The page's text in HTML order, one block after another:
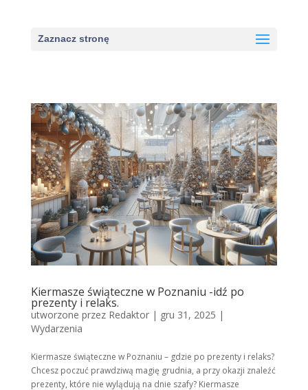
Zaznacz stronę
Kiermasze świąteczne w Poznaniu -idź po
prezenty i relaks.
utworzone przez Redaktor| gru 31, 2025 |
Wydarzenia
Kiermasze świąteczne w Poznaniu – gdzie po prezenty i relaks?
Chcesz poczuć prawdziwą magię grudnia, a przy okazji znaleźć
prezenty, które nie wylądują na dnie szafy? Kiermasze